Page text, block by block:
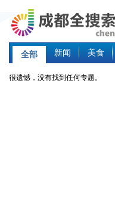
全部 新闻 美食
很遗憾，没有找到任何专题。